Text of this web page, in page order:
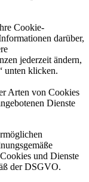
Cookie-
darüber,
jederzeit ändern,
unten klicken.
Arten von Cookies
Dienste
und Dienste
der DSGVO.